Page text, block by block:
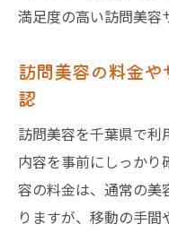
満足度の高い訪問美容
訪問美容の料金
認
訪問美容を千葉県で利
内容を事前にしっかり
容の料金は、通常の美
りますが、移動の手